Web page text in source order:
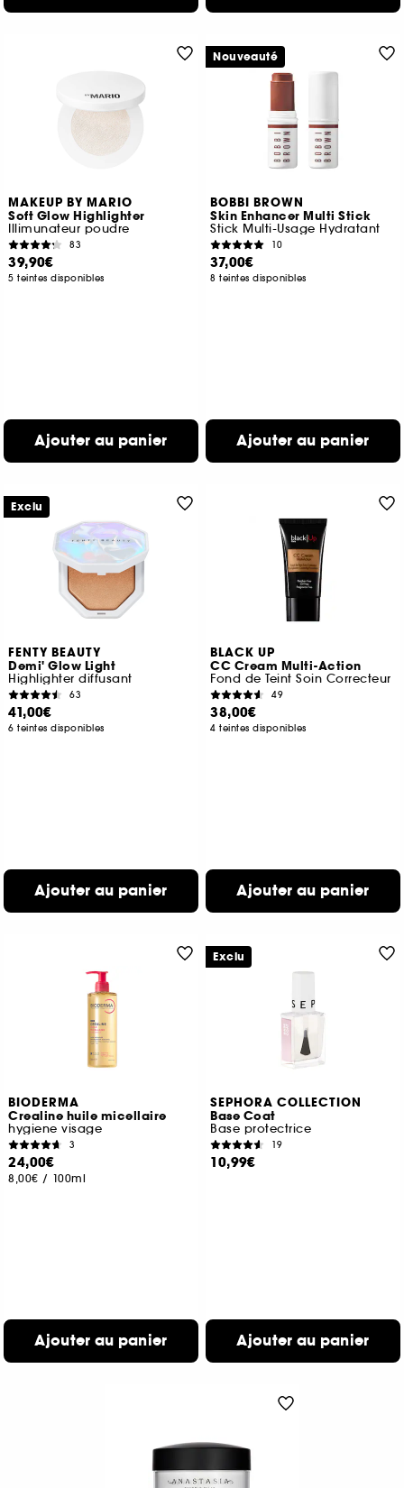
MAKEUP BY MARIO
Soft Glow Highlighter
Illimunateur poudre
83
39,90€
5 teintes disponibles
Ajouter au panier
BOBBI BROWN
Skin Enhancer Multi Stick
Stick Multi-Usage Hydratant
10
37,00€
8 teintes disponibles
Ajouter au panier
Nouveauté
FENTY BEAUTY
Demi' Glow Light
Highlighter diffusant
63
41,00€
6 teintes disponibles
Ajouter au panier
Exclu
BLACK UP
CC Cream Multi-Action
Fond de Teint Soin Correcteur
49
38,00€
4 teintes disponibles
Ajouter au panier
BIODERMA
Crealine huile micellaire
hygiene visage
3
24,00€
8,00€ / 100ml
Ajouter au panier
SEPHORA COLLECTION
Base Coat
Base protectrice
19
10,99€
Ajouter au panier
Exclu